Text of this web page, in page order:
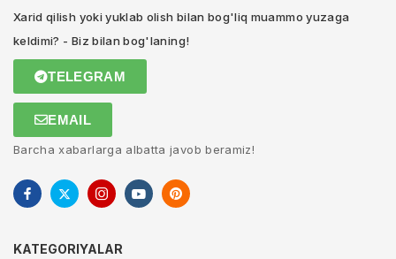
Xarid qilish yoki yuklab olish bilan bog'liq muammo yuzaga
keldimi? - Biz bilan bog'laning!
TELEGRAM
EMAIL
Barcha xabarlarga albatta javob beramiz!
KATEGORIYALAR